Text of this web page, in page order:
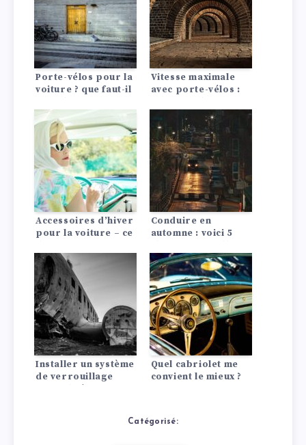
Porte-vélos pour la
voiture ? que faut-il
Vitesse maximale
avec porte-vélos :
Accessoires d’hiver
pour la voiture – ce
vraiment besoin
Conduire en
automne : voici 5
vous devez faire
attention
Installer un système
de verrouillage
Quel cabriolet me
convient le mieux ?
Catégorisé: